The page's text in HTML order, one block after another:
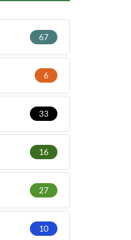
67
6
33
16
27
10